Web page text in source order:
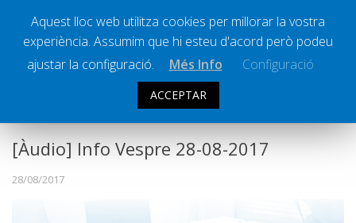
Societat
Successos
Ràdio Calella Televisió
[Àudio] Info Vespre 28-08-2017
28/08/2017
Aquest lloc web utilitza cookies per millorar la vostra
experiència. Assumim que hi esteu d'acord però podeu
ajustar la configuració.
Més Info Configuració
ACCEPTAR